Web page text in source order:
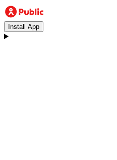
Install App